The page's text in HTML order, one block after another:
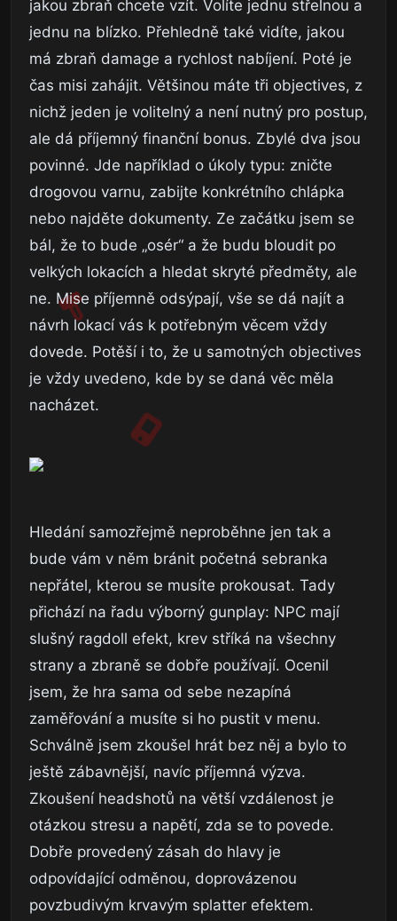
jakou zbraň chcete vzít. Volíte jednu střelnou a
jednu na blízko. Přehledně také vidíte, jakou
má zbraň damage a rychlost nabíjení. Poté je
čas misi zahájit. Většinou máte tři objectives, z
nichž jeden je volitelný a není nutný pro postup,
ale dá příjemný finanční bonus. Zbylé dva jsou
povinné. Jde například o úkoly typu: zničte
drogovou varnu, zabijte konkrétního chlápka
nebo najděte dokumenty. Ze začátku jsem se
bál, že to bude „osér“ a že budu bloudit po
velkých lokacích a hledat skryté předměty, ale
ne. Mise příjemně odsýpají, vše se dá najít a
návrh lokací vás k potřebným věcem vždy
dovede. Potěší i to, že u samotných objectives
je vždy uvedeno, kde by se daná věc měla
nacházet.
Hledání samozřejmě neproběhne jen tak a
bude vám v něm bránit početná sebranka
nepřátel, kterou se musíte prokousat. Tady
přichází na řadu výborný gunplay: NPC mají
slušný ragdoll efekt, krev stříká na všechny
strany a zbraně se dobře používají. Ocenil
jsem, že hra sama od sebe nezapíná
zaměřování a musíte si ho pustit v menu.
Schválně jsem zkoušel hrát bez něj a bylo to
ještě zábavnější, navíc příjemná výzva.
Zkoušení headshotů na větší vzdálenost je
otázkou stresu a napětí, zda se to povede.
Dobře provedený zásah do hlavy je
odpovídající odměnou, doprovázenou
povzbudivým krvavým splatter efektem.